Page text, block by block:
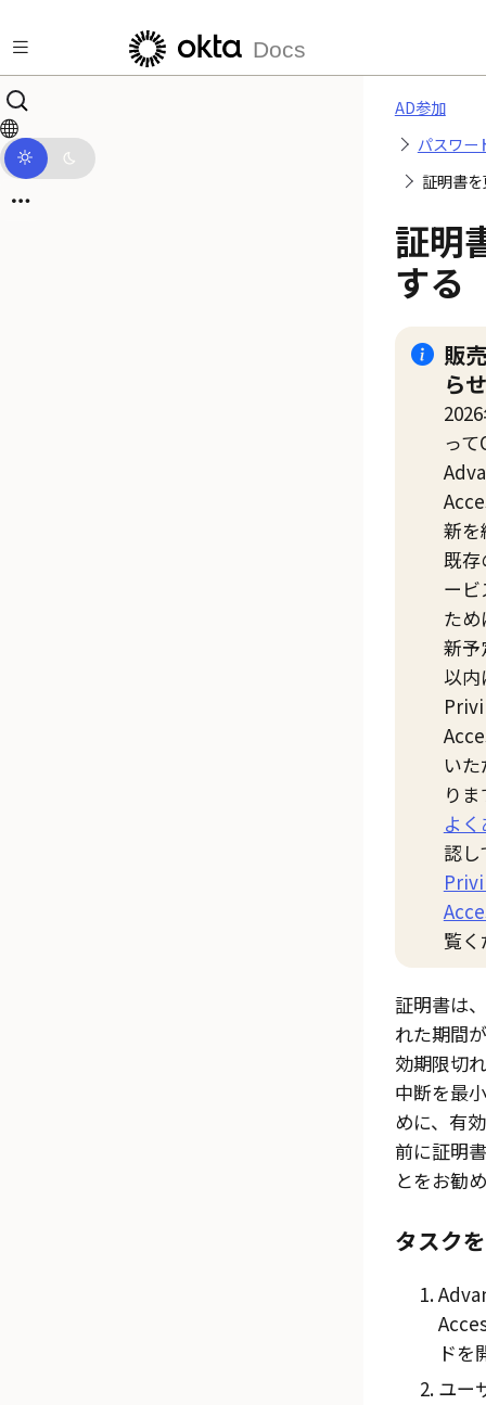
Docs
AD参加
パスワー
証明書
証明
する
販
らせ
って
新を
既存
ー
た
新予
以内
い
り
よ
認し
覧
証明書は
れた期間
効期限切
中断を最
めに、有
前に証明
とをお勧
タスク
ドを
ユー